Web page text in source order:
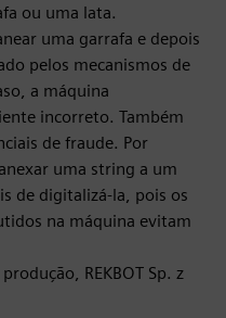
ou uma lata.
uma garrafa e depois
pelos mecanismos de
a máquina
incorreto. Também
de fraude. Por
uma string a um
de digitalizá-la, pois os
na máquina evitam
REKBOT Sp. z